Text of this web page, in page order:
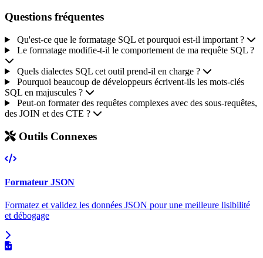
Questions fréquentes
Qu'est-ce que le formatage SQL et pourquoi est-il important ?
Le formatage modifie-t-il le comportement de ma requête SQL ?
Quels dialectes SQL cet outil prend-il en charge ?
Pourquoi beaucoup de développeurs écrivent-ils les mots-clés
SQL en majuscules ?
Peut-on formater des requêtes complexes avec des sous-requêtes,
des JOIN et des CTE ?
Outils Connexes
Formateur JSON
Formatez et validez les données JSON pour une meilleure lisibilité
et débogage